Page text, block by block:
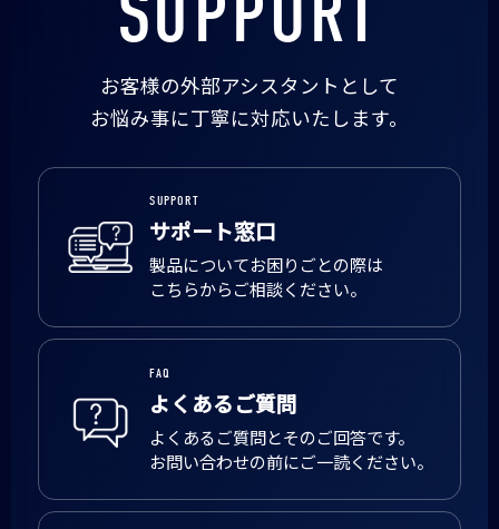
お客様の外部アシスタントとして
お悩み事に丁寧に対応いたします。
SUPPORT
サポート窓口
製品についてお困りごとの際は
こちらからご相談ください。
FAQ
よくあるご質問
よくあるご質問とそのご回答です。
お問い合わせの前にご一読ください。